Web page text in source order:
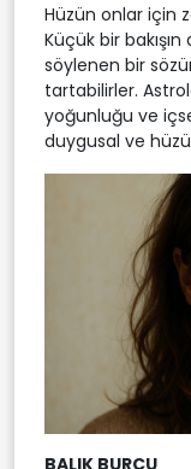
Hüzün onlar için
Küçük bir
söylenen bir
tartabilirler.
yoğunluğu ve
duygusal ve
BALIK BURCU